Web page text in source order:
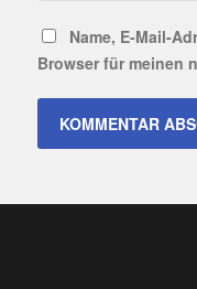
Name, E-Mail-
Browser für meinen